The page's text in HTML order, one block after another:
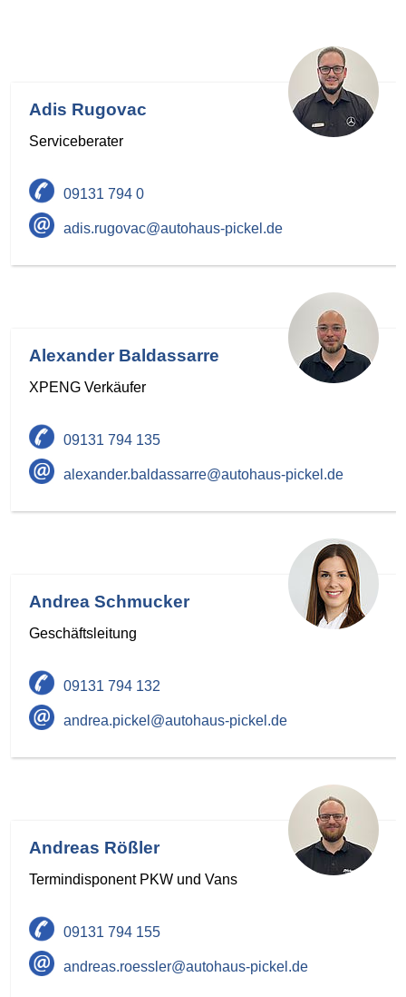
Adis Rugovac
Serviceberater
09131 794 0
adis.rugovac@autohaus-pickel.de
Alexander Baldassarre
XPENG Verkäufer
09131 794 135
alexander.baldassarre@autohaus-pickel.de
Andrea Schmucker
Geschäftsleitung
09131 794 132
andrea.pickel@autohaus-pickel.de
Andreas Rößler
Termindisponent PKW und Vans
09131 794 155
andreas.roessler@autohaus-pickel.de